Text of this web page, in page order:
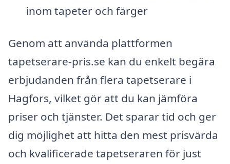
inom tapeter och färger
Genom att använda plattformen
tapetserare-pris.se kan du enkelt begära
erbjudanden från flera tapetserare i
Hagfors, vilket gör att du kan jämföra
priser och tjänster. Det sparar tid och ger
dig möjlighet att hitta den mest prisvärda
och kvalificerade tapetseraren för just